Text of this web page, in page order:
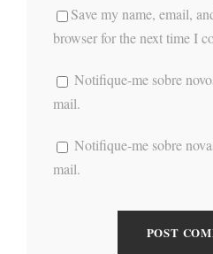
Save my name, email,
browser for the next time I
Notifique-me sobre
mail.
Notifique-me sobre
mail.